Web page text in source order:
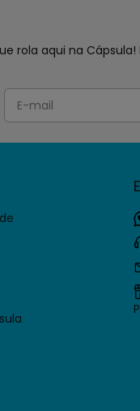
rola aqui na